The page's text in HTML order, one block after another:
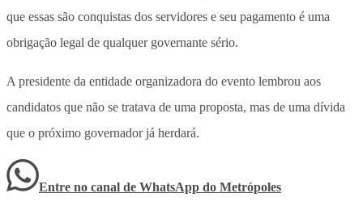
que essas são conquistas dos servidores e seu pagamento é uma
obrigação legal de qualquer governante sério.
A presidente da entidade organizadora do evento lembrou aos
candidatos que não se tratava de uma proposta, mas de uma dívida
que o próximo governador já herdará.
Entre no canal de WhatsApp do Metrópoles